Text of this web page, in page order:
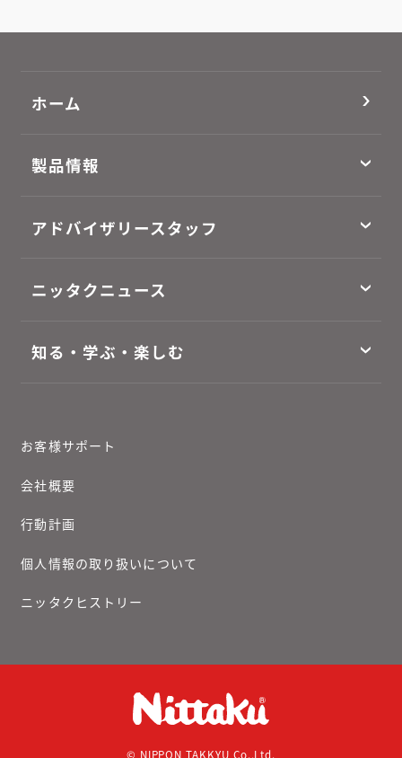
ホーム
製品情報
アドバイザリースタッフ
ニッタクニュース
知る・学ぶ・楽しむ
お客様サポート
会社概要
行動計画
個人情報の取り扱いについて
ニッタクヒストリー
© NIPPON TAKKYU Co.,Ltd.